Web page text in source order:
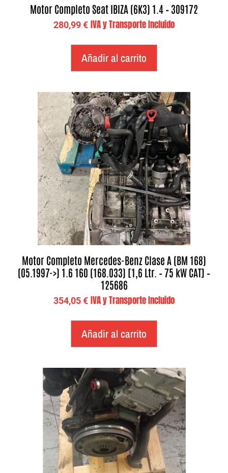
Motor Completo Seat IBIZA (6K3) 1.4 – 309172
280,99€ IVA y Transporte Incluido
Añadir al carrito
Motor Completo Mercedes-Benz Clase A (BM 168)
(05.1997->) 1.6 160 (168.033) [1,6 Ltr. – 75 kW CAT] –
125686
354,05€ IVA y Transporte Incluido
Añadir al carrito